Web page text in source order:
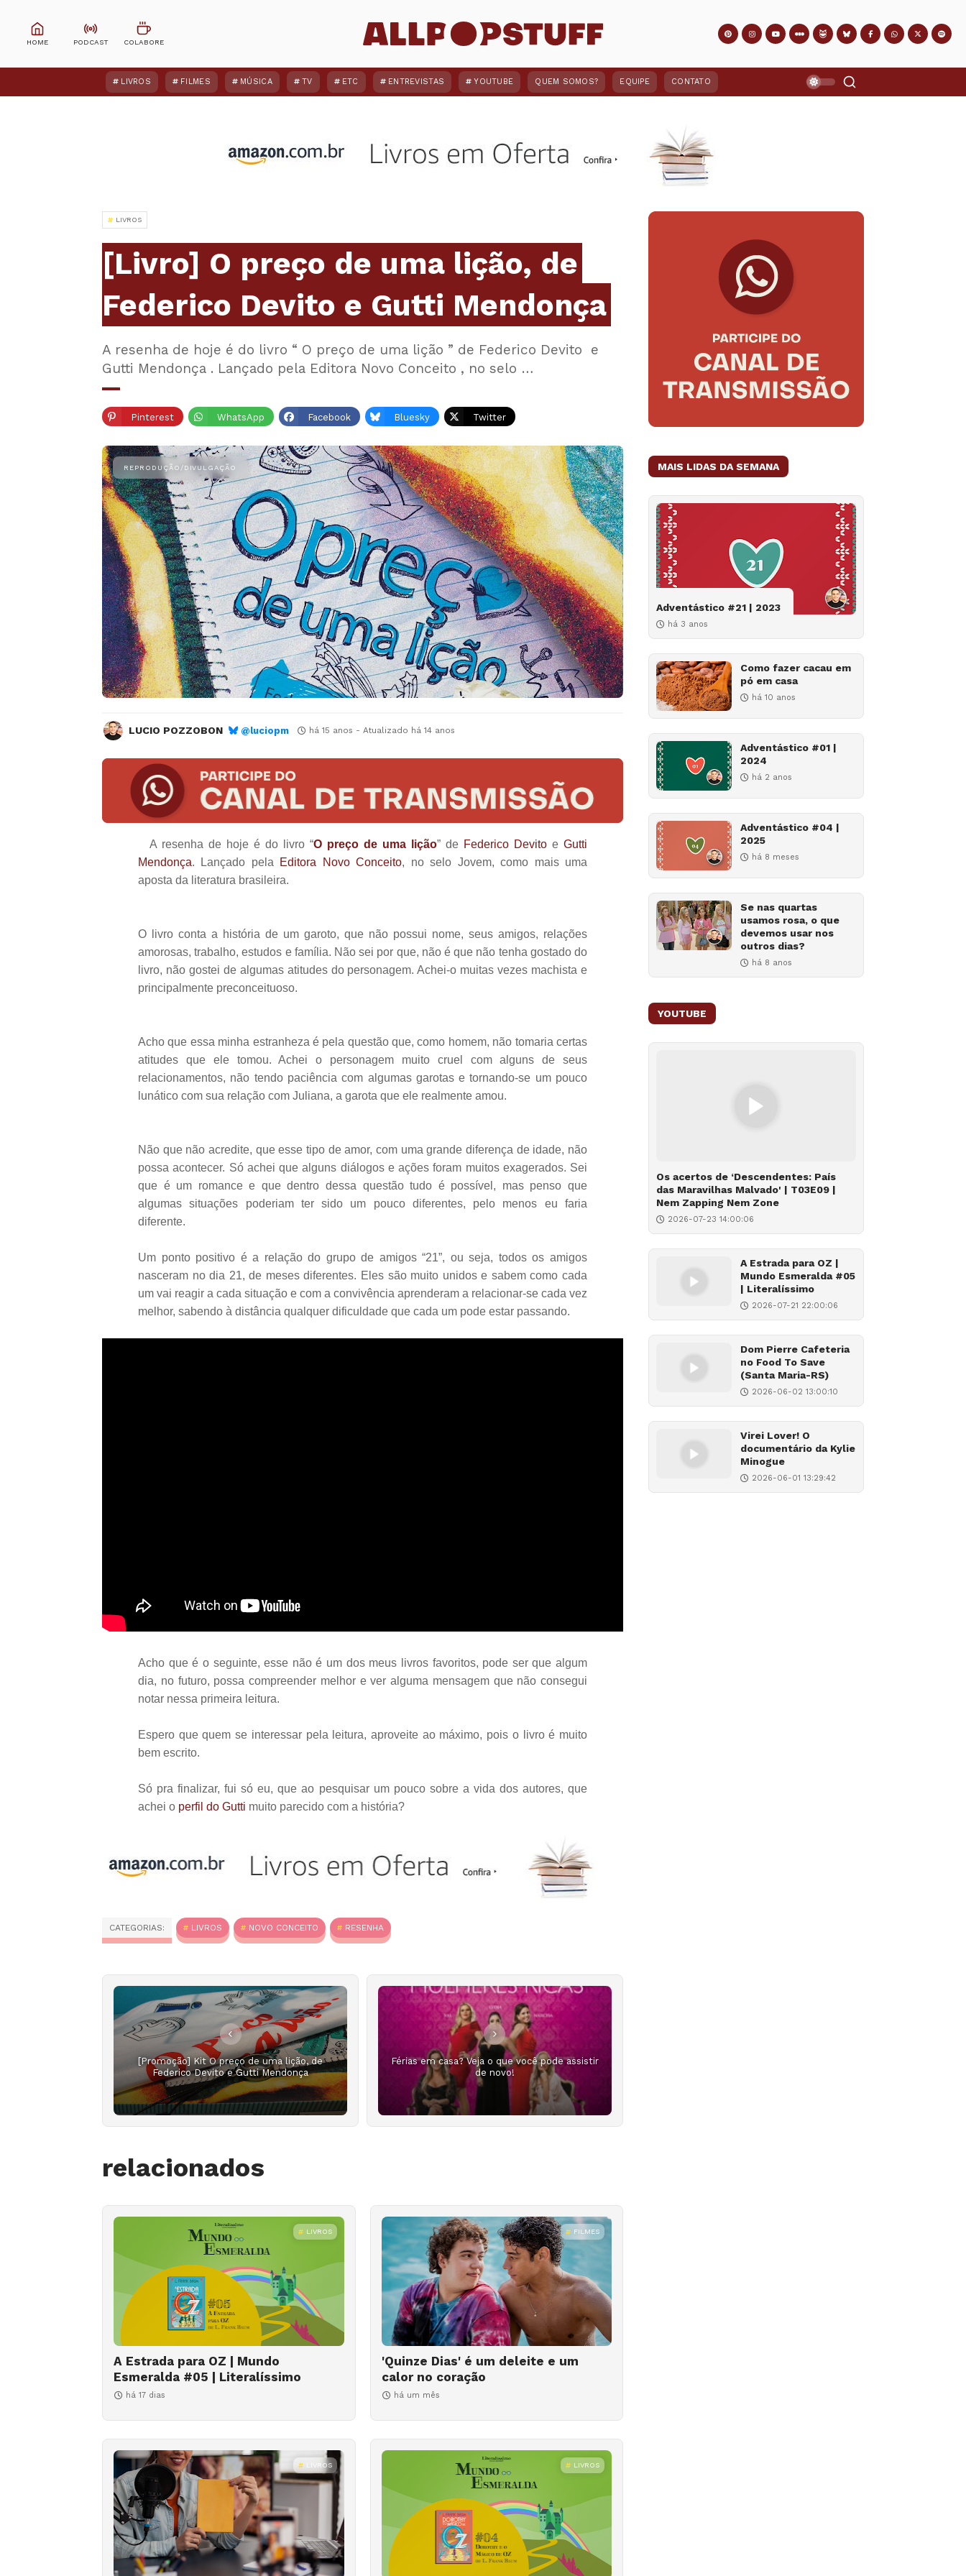
LIVROS FILMES MÚSICA TV ETC ENTREVISTAS YOUTUBE QUEM SOMOS? EQUIPE CONTATO
LIVROS
[Livro] O preço de uma lição, de
Federico Devito e Gutti Mendonça
A resenha de hoje é do livro “ O preço de uma lição ” de Federico Devito e
Gutti Mendonça . Lançado pela Editora Novo Conceito , no selo …
Pinterest WhatsApp Facebook Bluesky Twitter
LUCIO POZZOBON @luciopm há 15 anos - Atualizado há 14 anos
A resenha de hoje é do livro “O preço de uma lição” de Federico Devito e Gutti
Mendonça. Lançado pela Editora Novo Conceito, no selo Jovem, como mais uma
aposta da literatura brasileira.
O livro conta a história de um garoto, que não possui nome, seus amigos, relações
amorosas, trabalho, estudos e família. Não sei por que, não é que não tenha gostado do
livro, não gostei de algumas atitudes do personagem. Achei-o muitas vezes machista e
principalmente preconceituoso.
Acho que essa minha estranheza é pela questão que, como homem, não tomaria certas
atitudes que ele tomou. Achei o personagem muito cruel com alguns de seus
relacionamentos, não tendo paciência com algumas garotas e tornando-se um pouco
lunático com sua relação com Juliana, a garota que ele realmente amou.
Não que não acredite, que esse tipo de amor, com uma grande diferença de idade, não
possa acontecer. Só achei que alguns diálogos e ações foram muitos exagerados. Sei
que é um romance e que dentro dessa questão tudo é possível, mas penso que
algumas situações poderiam ter sido um pouco diferentes, pelo menos eu faria
diferente.
Um ponto positivo é a relação do grupo de amigos “21”, ou seja, todos os amigos
nasceram no dia 21, de meses diferentes. Eles são muito unidos e sabem como cada
um vai reagir a cada situação e com a convivência aprenderam a relacionar-se cada vez
melhor, sabendo à distância qualquer dificuldade que cada um pode estar passando.
Acho que é o seguinte, esse não é um dos meus livros favoritos, pode ser que algum
dia, no futuro, possa compreender melhor e ver alguma mensagem que não consegui
notar nessa primeira leitura.
Espero que quem se interessar pela leitura, aproveite ao máximo, pois o livro é muito
bem escrito.
Só pra finalizar, fui só eu, que ao pesquisar um pouco sobre a vida dos autores, que
achei o perfil do Gutti muito parecido com a história?
CATEGORIAS: LIVROS NOVO CONCEITO RESENHA
[Promoção] Kit O preço de uma lição, de
Federico Devito e Gutti Mendonça
Férias em casa? Veja o que você pode assistir
de novo!
relacionados
LIVROS
A Estrada para OZ | Mundo
Esmeralda #05 | Literalíssimo
há 17 dias
FILMES
'Quinze Dias' é um deleite e um
calor no coração
há um mês
LIVROS LIVROS
MAIS LIDAS DA SEMANA
Adventástico #21 | 2023
há 3 anos
Como fazer cacau em
pó em casa
há 10 anos
Adventástico #01 |
2024
há 2 anos
Adventástico #04 |
2025
há 8 meses
Se nas quartas
usamos rosa, o que
devemos usar nos
outros dias?
há 8 anos
YOUTUBE
Os acertos de ‘Descendentes: País
das Maravilhas Malvado' | T03E09 |
Nem Zapping Nem Zone
2026-07-23 14:00:06
A Estrada para OZ |
Mundo Esmeralda #05
| Literalíssimo
2026-07-21 22:00:06
Dom Pierre Cafeteria
no Food To Save
(Santa Maria-RS)
2026-06-02 13:00:10
Virei Lover! O
documentário da Kylie
Minogue
2026-06-01 13:29:42